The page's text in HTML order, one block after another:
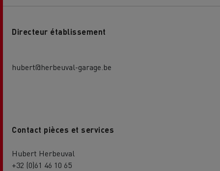
Directeur établissement
hubert@herbeuval-garage.be
Contact pièces et services
Hubert Herbeuval
+32 (0)61 46 10 65